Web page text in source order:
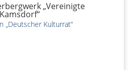
„Vereinigte
„Deutscher Kulturrat“